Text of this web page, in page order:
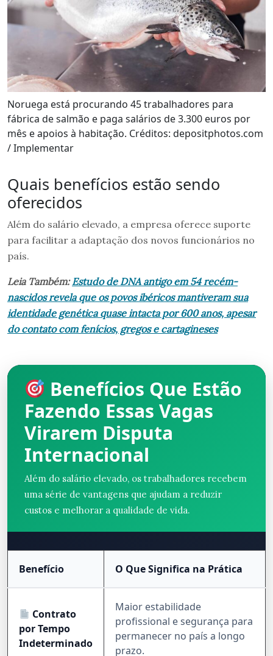
Noruega está procurando 45 trabalhadores para
fábrica de salmão e paga salários de 3.300 euros por
mês e apoios à habitação. Créditos: depositphotos.com
/ Implementar
Quais benefícios estão sendo
oferecidos
Além do salário elevado, a empresa oferece suporte
para facilitar a adaptação dos novos funcionários no
país.
Leia Também:Estudo de DNA antigo em 54 recém-
nascidos revela que os povos ibéricos mantiveram sua
identidade genética quase intacta por 600 anos, apesar
do contato com fenícios, gregos e cartagineses
Benefícios Que Estão
Fazendo Essas Vagas
Virarem Disputa
Internacional
Além do salário elevado, os trabalhadores recebem
uma série de vantagens que ajudam a reduzir
custos e melhorar a qualidade de vida.
Benefício O Que Significa na Prática
Contrato
por Tempo
Indeterminado
Maior estabilidade
profissional e segurança para
permanecer no país a longo
prazo.